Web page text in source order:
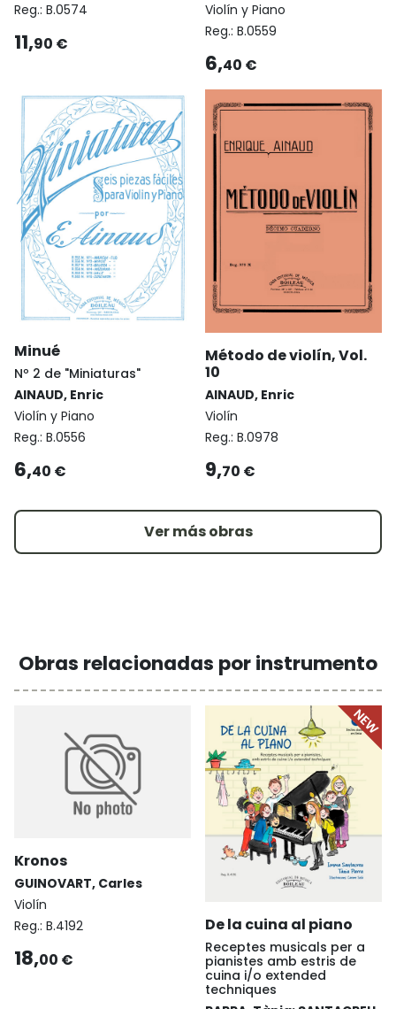
Reg.: B.0574
11,90 €
Violín y Piano
Reg.: B.0559
6,40 €
Minué
Nº 2 de "Miniaturas"
AINAUD, Enric
Violín y Piano
Reg.: B.0556
6,40 €
Método de violín, Vol.
10
AINAUD, Enric
Violín
Reg.: B.0978
9,70 €
Ver más obras
Obras relacionadas por instrumento
Kronos
GUINOVART, Carles
Violín
Reg.: B.4192
18,00 €
De la cuina al piano
Receptes musicals per a
pianistes amb estris de
cuina i/o extended
techniques